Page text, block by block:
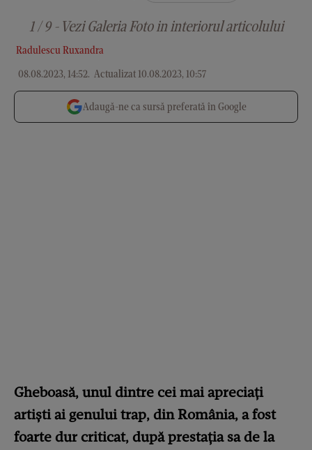
Radulescu Ruxandra
08.08.2023, 14:52. Actualizat 10.08.2023, 10:57
1 / 9 - Vezi Galeria Foto in interiorul articolului
Adaugă-ne ca sursă preferată în Google
Gheboasă, unul dintre cei mai apreciați
artiști ai genului trap, din România, a fost
foarte dur criticat, după prestația sa de la